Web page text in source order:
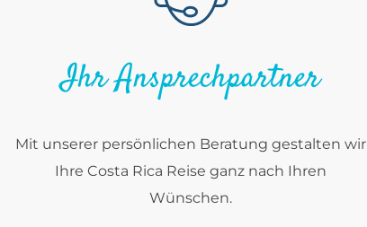
Ihr Ansprechpartner
Mit unserer persönlichen Beratung gestalten wir
Ihre Costa Rica Reise ganz nach Ihren
Wünschen.